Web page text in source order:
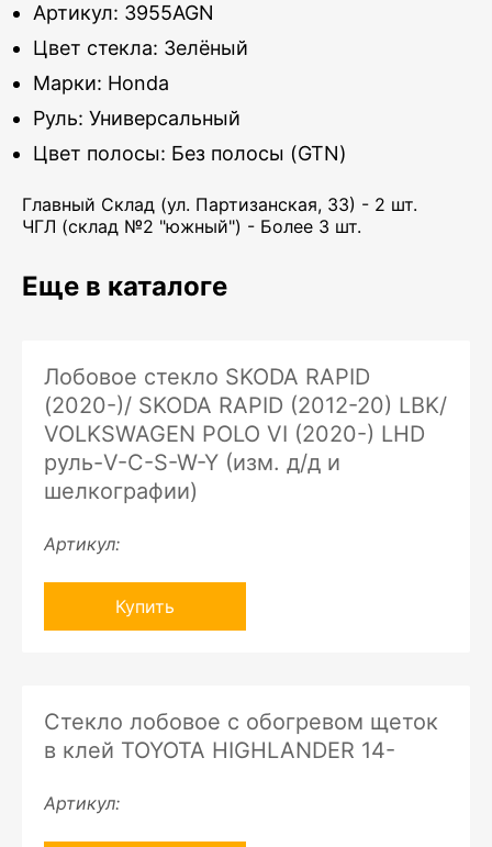
Артикул: 3955AGN
Цвет стекла: Зелёный
Марки: Honda
Руль: Универсальный
Цвет полосы: Без полосы (GTN)
Главный Склад (ул. Партизанская, 33) - 2 шт.
ЧГЛ (склад №2 "южный") - Более 3 шт.
Еще в каталоге
Лобовое стекло SKODA RAPID
(2020-)/ SKODA RAPID (2012-20) LBK/
VOLKSWAGEN POLO VI (2020-) LHD
руль-V-C-S-W-Y (изм. д/д и
шелкографии)
Артикул:
Купить
Стекло лобовое с обогревом щеток
в клей TOYOTA HIGHLANDER 14-
Артикул: